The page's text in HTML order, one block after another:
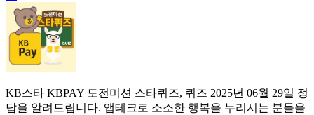
KB스타 KBPAY 도전미션 스타퀴즈, 퀴즈 2025년 06월 29일 정
답을 알려드립니다. 앱테크로 소소한 행복을 누리시는 분들을